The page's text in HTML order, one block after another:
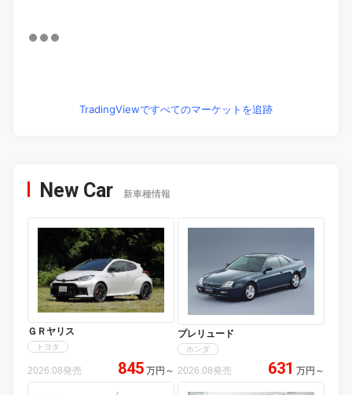
TradingViewですべてのマーケットを追跡
New Car 新車種情報
ＧＲヤリス
トヨタ
2026.08発売 845 万円 ～
プレリュード
ホンダ
2026.08発売 631 万円 ～